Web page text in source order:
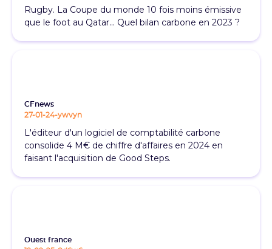
Rugby. La Coupe du monde 10 fois moins émissive
que le foot au Qatar... Quel bilan carbone en 2023 ?
CFnews
27-01-24-ywvyn
L'éditeur d'un logiciel de comptabilité carbone
consolide 4 M€ de chiffre d'affaires en 2024 en
faisant l'acquisition de Good Steps.
Ouest france